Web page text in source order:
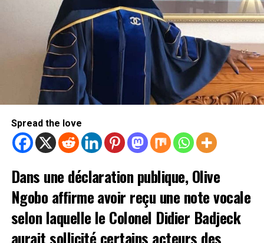
Spread the love
Dans une déclaration publique, Olive
Ngobo affirme avoir reçu une note vocale
selon laquelle le Colonel Didier Badjeck
aurait sollicité certains acteurs des